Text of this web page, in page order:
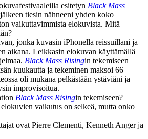
esitetyn Black Mass
tiesin nähneeni yhden koko
vaikuttavimmista elokuvista. Mitä
jonka kuvasin iPhonella reissuillani ja
aikana. Leikkasin elokuvan käyttämällä
Black Mass Risingin tekemiseen
kuukautta ja tekeminen maksoi 66
oli mukana pelkästään ystäviäni ja
improvisoitua.
Black Mass Risingin tekemiseen?
elokuvien vaikutus on selkeä, mutta onko
ovat Pierre Clementi, Kenneth Anger ja